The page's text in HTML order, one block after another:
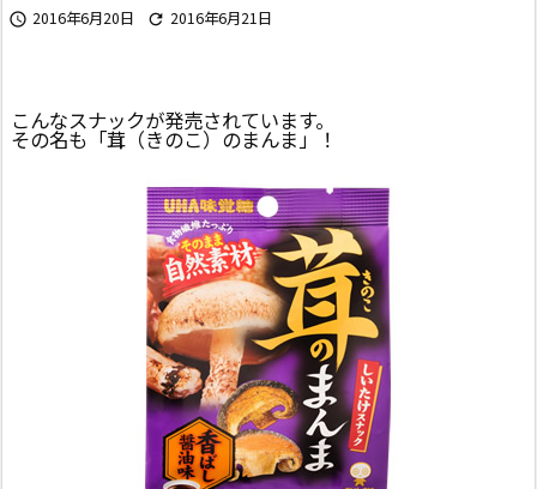
 2016年6月20日  2016年6月21日
こんなスナックが発売されています。
その名も「茸（きのこ）のまんま」！